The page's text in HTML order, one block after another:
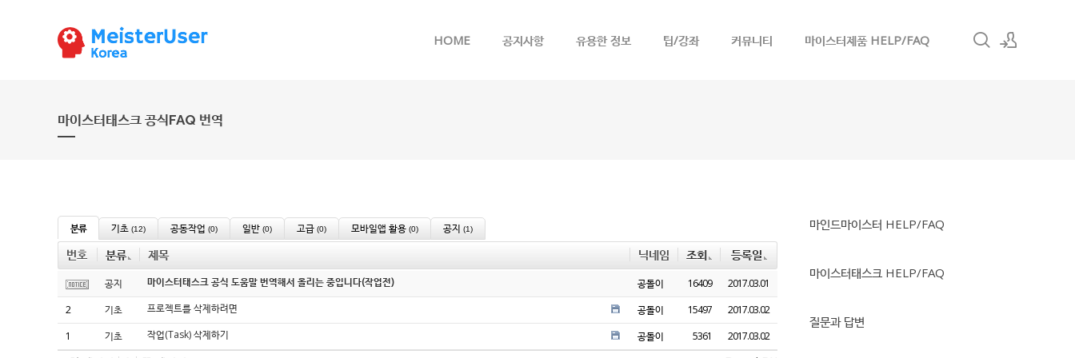
HOME 공지사항 유용한 정보 팁/강좌 커뮤니티 마이스터제품 HELP/FAQ
마이스터태스크 공식FAQ 번역
마인드마이스터 HELP/FAQ
마이스터태스크 HELP/FAQ
질문과 답변
분류 기초 (12) 공동작업 (0) 일반 (0) 고급 (0) 모바일앱 활용 (0) 공지 (1)
번호 분류 제목 닉네임 조회 등록일
공지 마이스터태스크 공식 도움말 번역해서 올리는 중입니다(작업전) 공돌이 16409
2017.03.01
2
기초 프로젝트를 삭제하려면 공돌이 15497
2017.03.02
1
기초 작업(Task) 삭제하기 공돌이 5361 2017.03.02